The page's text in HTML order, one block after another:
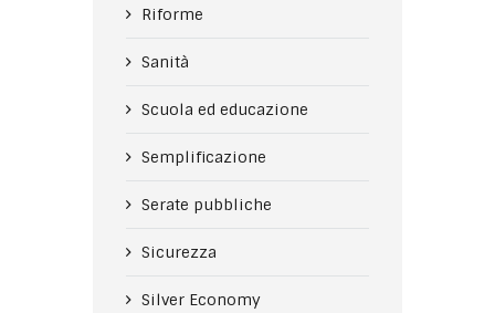
Riforme
Sanità
Scuola ed educazione
Semplificazione
Serate pubbliche
Sicurezza
Silver Economy